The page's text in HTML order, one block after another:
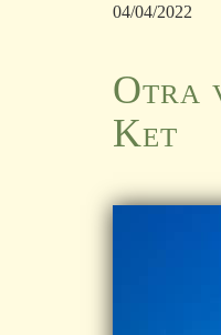
04/04/2022
Otra
Ket